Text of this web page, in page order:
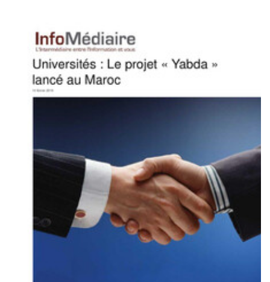
HORIZON tv
CASABLANCA: LANCEMENT DU PROJET «YABDA» POUR PROMOUVOIR
L'ESPRIT D’ENTREPRENEURIAT AUPRÈS DES ÉTUDIANTS
Yabda on the Media PDF 138.86K